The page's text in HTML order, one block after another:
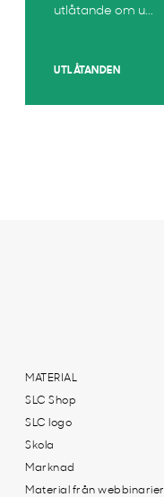
utlåtande om u...
UTLÅTANDEN
MATERIAL
SLC Shop
SLC logo
Skola
Marknad
Material från webbinarier